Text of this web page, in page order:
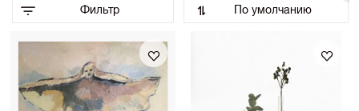
Фильтр По умолчанию
По умолчанию (Выбор SAMPLE)
По возрастанию цены
По убыванию цены